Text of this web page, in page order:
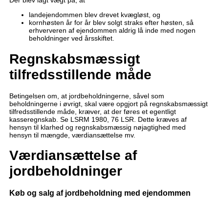
landejendommen blev drevet kvægløst, og
kornhøsten år for år blev solgt straks efter høsten, så
erhververen af ejendommen aldrig lå inde med nogen
beholdninger ved årsskiftet.
Regnskabsmæssigt
tilfredsstillende måde
Betingelsen om, at jordbeholdningerne, såvel som
beholdningerne i øvrigt, skal være opgjort på regnskabsmæssigt
tilfredsstillende måde, kræver, at der føres et egentligt
kasseregnskab. Se LSRM 1980, 76 LSR. Dette kræves af
hensyn til klarhed og regnskabsmæssig nøjagtighed med
hensyn til mængde, værdiansættelse mv.
Værdiansættelse af
jordbeholdninger
Køb og salg af jordbeholdning med ejendommen